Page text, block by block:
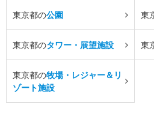
東京都の公園 東
東京都のタワー・展望施設 東
東京都の牧場・レジャー＆リ
ゾート施設